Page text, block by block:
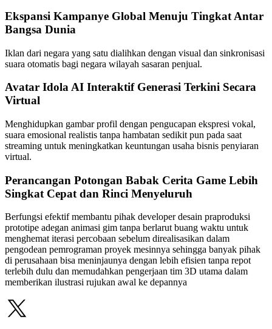
Ekspansi Kampanye Global Menuju Tingkat Antar
Bangsa Dunia
Iklan dari negara yang satu dialihkan dengan visual dan sinkronisasi
suara otomatis bagi negara wilayah sasaran penjual.
Avatar Idola AI Interaktif Generasi Terkini Secara
Virtual
Menghidupkan gambar profil dengan pengucapan ekspresi vokal,
suara emosional realistis tanpa hambatan sedikit pun pada saat
streaming untuk meningkatkan keuntungan usaha bisnis penyiaran
virtual.
Perancangan Potongan Babak Cerita Game Lebih
Singkat Cepat dan Rinci Menyeluruh
Berfungsi efektif membantu pihak developer desain praproduksi
prototipe adegan animasi gim tanpa berlarut buang waktu untuk
menghemat iterasi percobaan sebelum direalisasikan dalam
pengodean pemrograman proyek mesinnya sehingga banyak pihak
di perusahaan bisa meninjaunya dengan lebih efisien tanpa repot
terlebih dulu dan memudahkan pengerjaan tim 3D utama dalam
memberikan ilustrasi rujukan awal ke depannya